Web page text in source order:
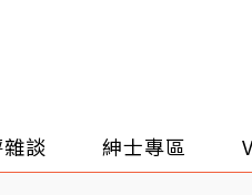
談 紳士專區